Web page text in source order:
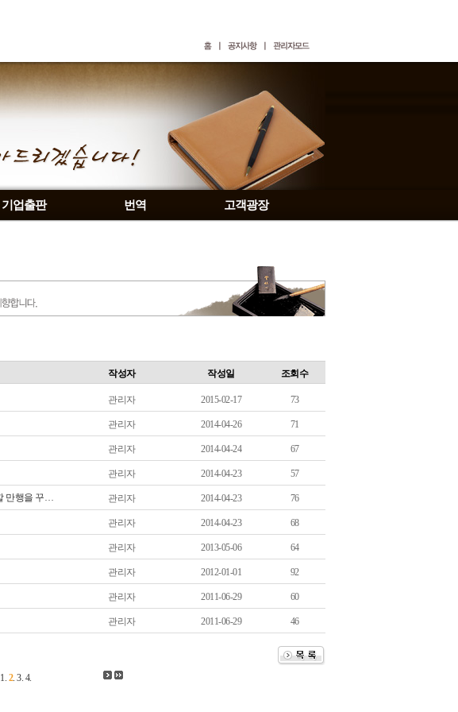
기업출판 번역 고객광장
작성자 작성일 조회수
관리자 2015-02-17 73
관리자 2014-04-26 71
관리자 2014-04-24 67
관리자 2014-04-23 57
인간이기를 포기한 세월호 선장과 일부 선원들의 천인공노할 만행을 꾸짖으며 관리자 2014-04-23 76
관리자 2014-04-23 68
관리자 2013-05-06 64
관리자 2012-01-01 92
관리자 2011-06-29 60
관리자 2011-06-29 46
1. 2.3. 4.